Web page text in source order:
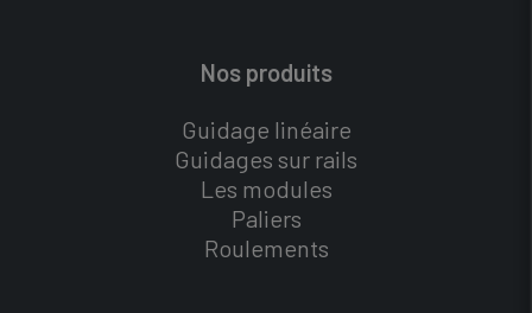
Nos produits
Guidage linéaire
Guidages sur rails
Les modules
Paliers
Roulements